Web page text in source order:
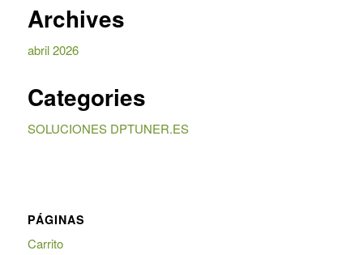
Archives
abril 2026
Categories
SOLUCIONES DPTUNER.ES
PÁGINAS
Carrito